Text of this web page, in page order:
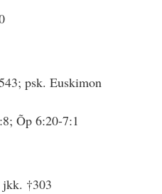
psk. Euskimon
Õp 6:20-7:1
†303